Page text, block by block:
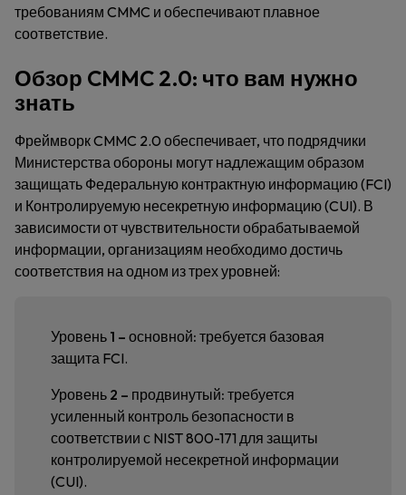
требованиям CMMC и обеспечивают плавное
соответствие.
Обзор CMMC 2.0: что вам нужно
знать
Фреймворк CMMC 2.0 обеспечивает, что подрядчики
Министерства обороны могут надлежащим образом
защищать Федеральную контрактную информацию (FCI)
и Контролируемую несекретную информацию (CUI). В
зависимости от чувствительности обрабатываемой
информации, организациям необходимо достичь
соответствия на одном из трех уровней:
Уровень 1 – основной: требуется базовая
защита FCI.
Уровень 2 – продвинутый: требуется
усиленный контроль безопасности в
соответствии с NIST 800-171 для защиты
контролируемой несекретной информации
(CUI).